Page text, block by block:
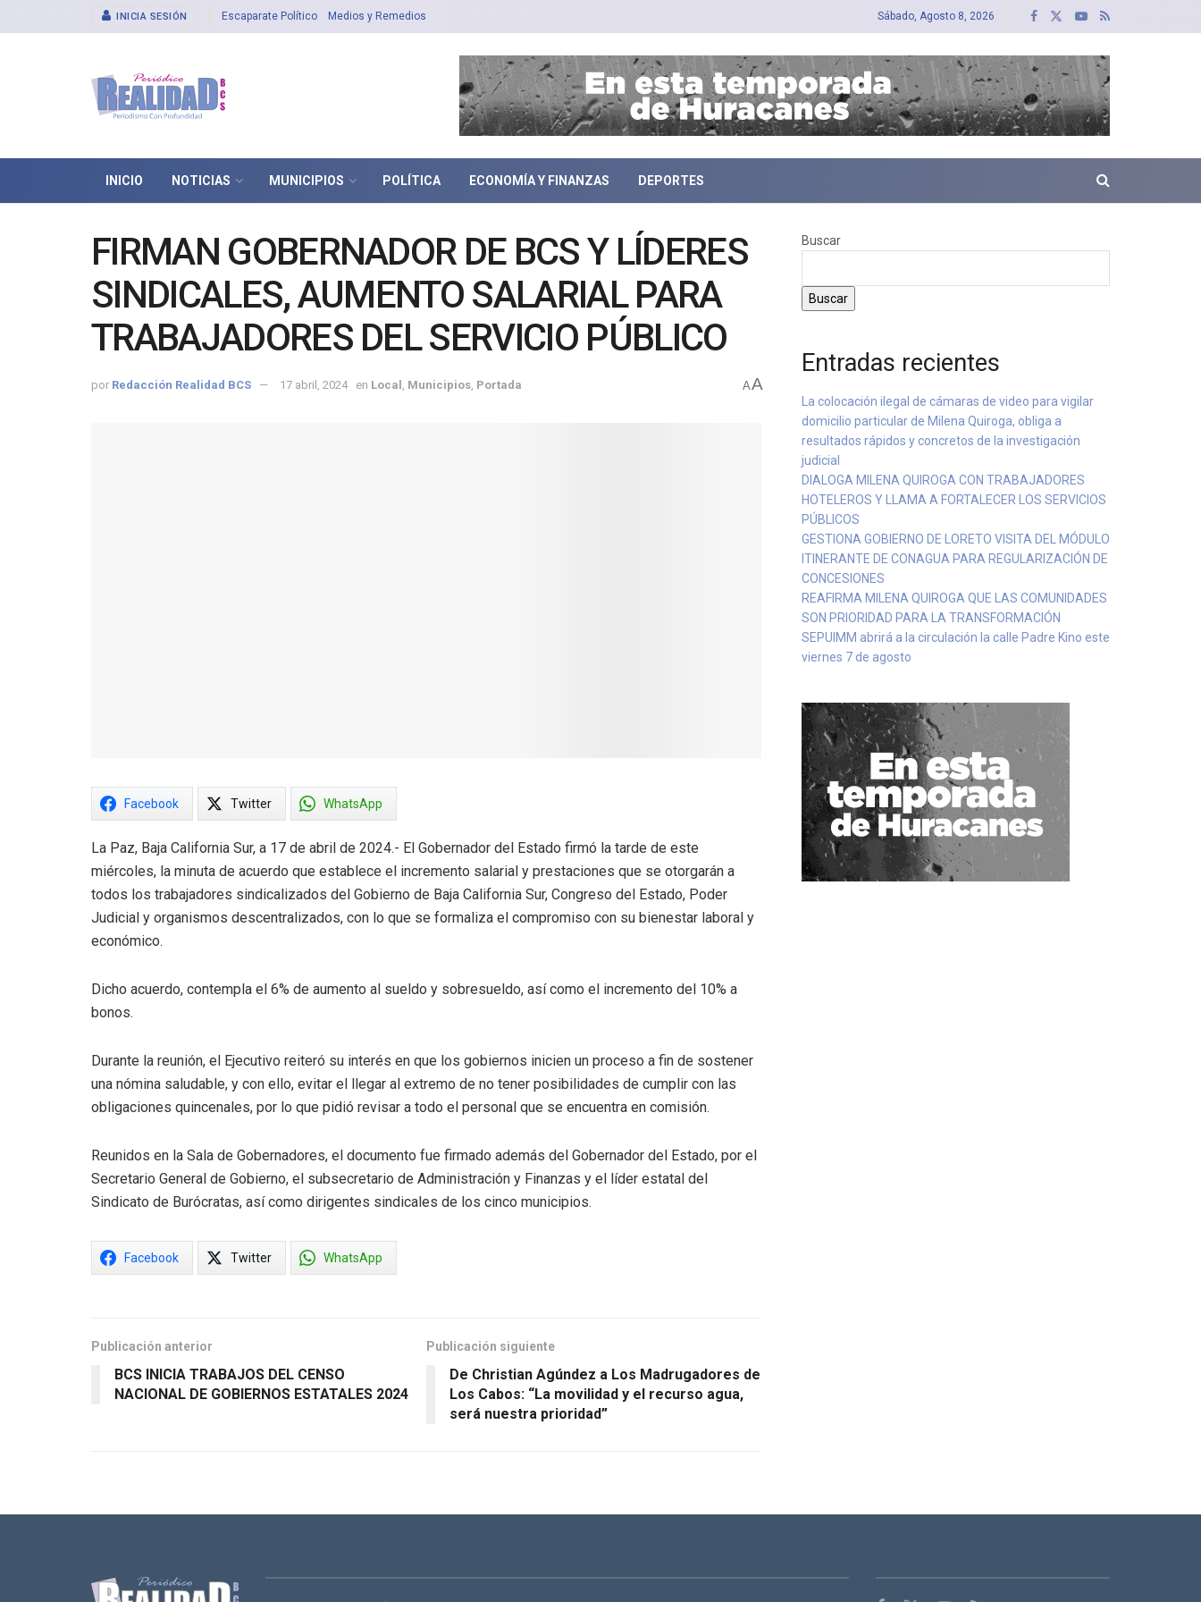
INICIA SESIÓN Escaparate Político Medios y Remedios Sábado, Agosto 8, 2026
INICIO NOTICIAS MUNICIPIOS POLÍTICA ECONOMÍA Y FINANZAS DEPORTES
FIRMAN GOBERNADOR DE BCS Y LÍDERES
SINDICALES, AUMENTO SALARIAL PARA
TRABAJADORES DEL SERVICIO PÚBLICO
por Redacción Realidad BCS 17 abril, 2024 en Local Municipios Portada AA
Facebook Twitter WhatsApp
La Paz, Baja California Sur, a 17 de abril de 2024.- El Gobernador del Estado firmó la tarde de este
miércoles, la minuta de acuerdo que establece el incremento salarial y prestaciones que se otorgarán a
todos los trabajadores sindicalizados del Gobierno de Baja California Sur, Congreso del Estado, Poder
Judicial y organismos descentralizados, con lo que se formaliza el compromiso con su bienestar laboral y
económico.
Dicho acuerdo, contempla el 6% de aumento al sueldo y sobresueldo, así como el incremento del 10% a
bonos.
Durante la reunión, el Ejecutivo reiteró su interés en que los gobiernos inicien un proceso a fin de sostener
una nómina saludable, y con ello, evitar el llegar al extremo de no tener posibilidades de cumplir con las
obligaciones quincenales, por lo que pidió revisar a todo el personal que se encuentra en comisión.
Reunidos en la Sala de Gobernadores, el documento fue firmado además del Gobernador del Estado, por el
Secretario General de Gobierno, el subsecretario de Administración y Finanzas y el líder estatal del
Sindicato de Burócratas, así como dirigentes sindicales de los cinco municipios.
Facebook Twitter WhatsApp
Publicación anterior
BCS INICIA TRABAJOS DEL CENSO
NACIONAL DE GOBIERNOS ESTATALES 2024
Publicación siguiente
De Christian Agúndez a Los Madrugadores de
Los Cabos: “La movilidad y el recurso agua,
será nuestra prioridad”
Buscar
Buscar
Entradas recientes
La colocación ilegal de cámaras de video para vigilar
domicilio particular de Milena Quiroga, obliga a
resultados rápidos y concretos de la investigación
judicial
DIALOGA MILENA QUIROGA CON TRABAJADORES
HOTELEROS Y LLAMA A FORTALECER LOS SERVICIOS
PÚBLICOS
GESTIONA GOBIERNO DE LORETO VISITA DEL MÓDULO
ITINERANTE DE CONAGUA PARA REGULARIZACIÓN DE
CONCESIONES
REAFIRMA MILENA QUIROGA QUE LAS COMUNIDADES
SON PRIORIDAD PARA LA TRANSFORMACIÓN
SEPUIMM abrirá a la circulación la calle Padre Kino este
viernes 7 de agosto